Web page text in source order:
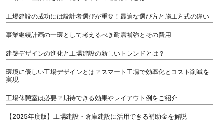
工場建設の成功には設計者選びが重要！最適な選び方と施工方式の違い
事業継続計画の一環として考えるべき耐震補強とその費用
建築デザインの進化と工場建設の新しいトレンドとは？
環境に優しい工場デザインとは？スマート工場で効率化とコスト削減を
実現
工場休憩室は必要？期待できる効果やレイアウト例をご紹介
【2025年度版】工場建設・倉庫建設に活用できる補助金を解説